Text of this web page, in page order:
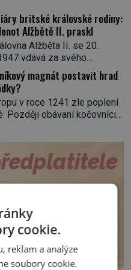
jiný významný
revolucionář, Honoré de
ze „sandtnerek“.
že už nemusíme chodit
si směrem ke
má v kuchyni k ruce.
letech nové republiky
nedostatku zboží
[…]
britské královské rodiny:
Alžbětě II. praskl
Alžběta II. se 20.
vdává za svého
Filipa Mountbattena. Aby
ve Westminsteru podle
vypůjčeného“, její matka jí
šperk ze své
– diamantovou tiáru
klenot britský politik Sir
(1897–1958), když si […]
magnát postavit hrad
v roce 1241 zle poplení
Později obávaní kočovníci
případné řádění barbarů
chce pečlivě připravit!
Václav I. (1205–1253) přijme
mají posílit obranu jeho
Na […]
cookie.
reklam a analýze
soubory cookie.